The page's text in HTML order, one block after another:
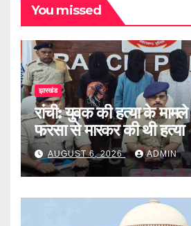
You missed
झारखंड
रांची: युवक की हत्या के मामले
फरसा से मारकर की थी हत्या
AUGUST 6, 2026 ADMIN